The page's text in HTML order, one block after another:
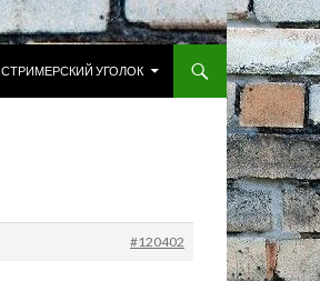
СТРИМЕРСКИЙ УГОЛОК
#120402